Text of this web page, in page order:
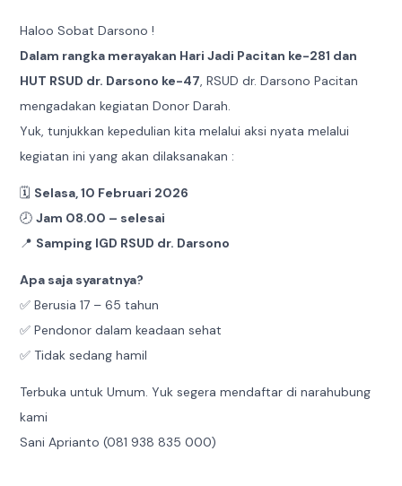
Haloo Sobat Darsono !
Dalam rangka merayakan Hari Jadi Pacitan ke-281 dan
HUT RSUD dr. Darsono ke-47, RSUD dr. Darsono Pacitan
mengadakan kegiatan Donor Darah.
Yuk, tunjukkan kepedulian kita melalui aksi nyata melalui
kegiatan ini yang akan dilaksanakan :
🗓️ Selasa, 10 Februari 2026
🕗 Jam 08.00 – selesai
📍 Samping IGD RSUD dr. Darsono
Apa saja syaratnya?
✅ Berusia 17 – 65 tahun
✅ Pendonor dalam keadaan sehat
✅ Tidak sedang hamil
Terbuka untuk Umum. Yuk segera mendaftar di narahubung
kami
Sani Aprianto (081 938 835 000)